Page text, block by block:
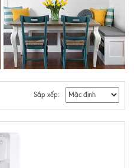
Sắp xếp: